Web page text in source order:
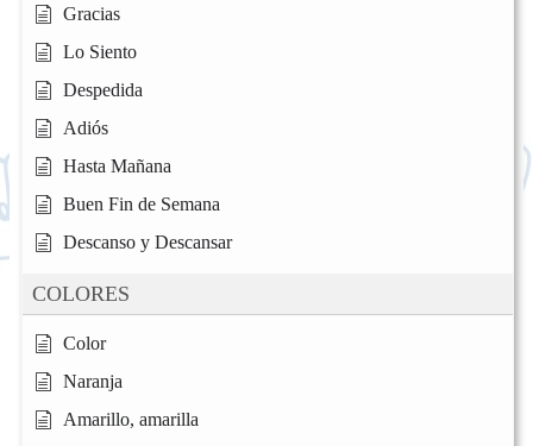
Gracias
Lo Siento
Despedida
Adiós
Hasta Mañana
Buen Fin de Semana
Descanso y Descansar
COLORES
Color
Naranja
Amarillo, amarilla